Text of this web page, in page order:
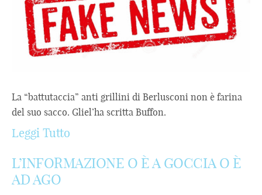
La “battutaccia” anti grillini di Berlusconi non è farina
del suo sacco. Gliel’ha scritta Buffon.
Leggi Tutto
L’INFORMAZIONE O È A GOCCIA O È
AD AGO